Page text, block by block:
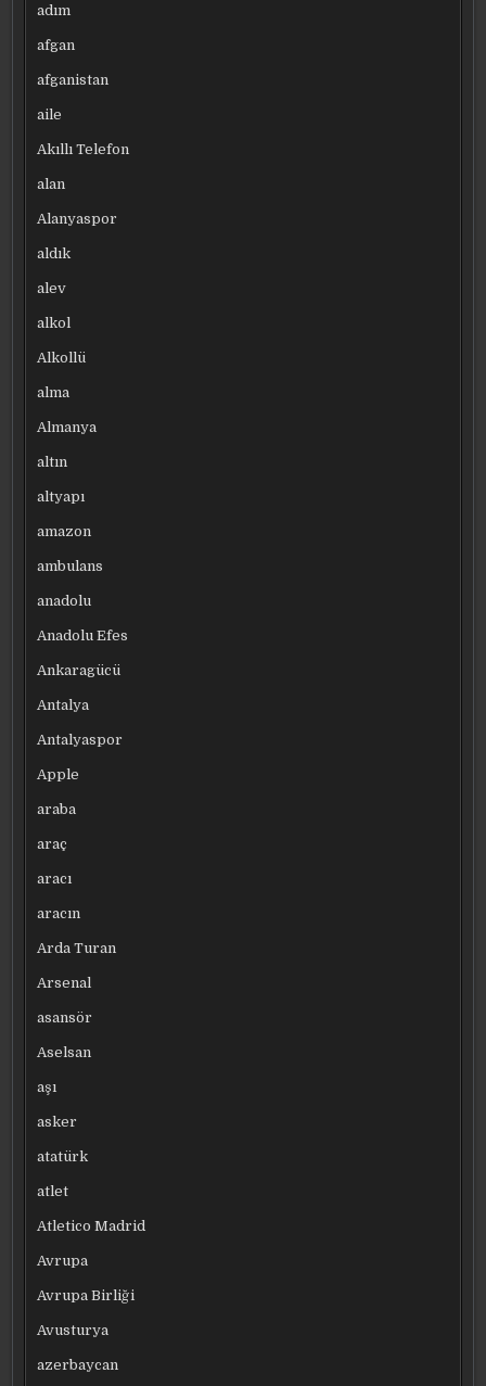
adım
afgan
afganistan
aile
Akıllı Telefon
alan
Alanyaspor
aldık
alev
alkol
Alkollü
alma
Almanya
altın
altyapı
amazon
ambulans
anadolu
Anadolu Efes
Ankaragücü
Antalya
Antalyaspor
Apple
araba
araç
aracı
aracın
Arda Turan
Arsenal
asansör
Aselsan
aşı
asker
atatürk
atlet
Atletico Madrid
Avrupa
Avrupa Birliği
Avusturya
azerbaycan